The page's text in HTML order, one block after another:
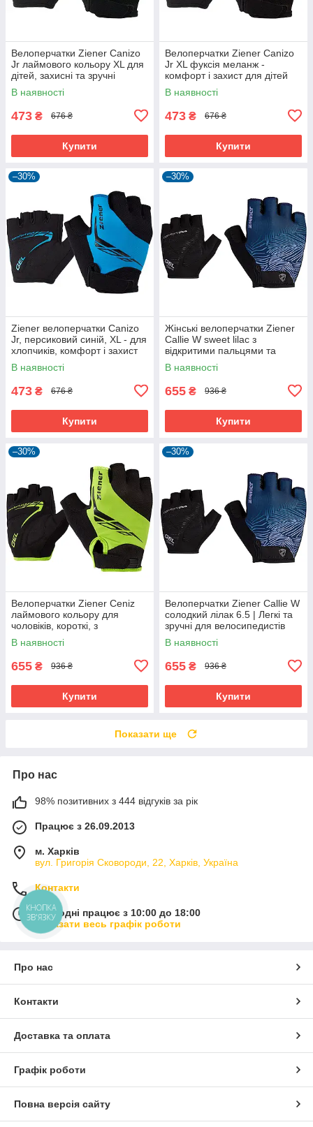
Велоперчатки Ziener Canizo
Jr лаймового кольору XL для
дітей, захисні та зручні
В наявності
473 ₴ 676 ₴
Купити
Велоперчатки Ziener Canizo
Jr XL фуксія меланж -
комфорт і захист для дітей
В наявності
473 ₴ 676 ₴
Купити
–30%
Ziener велоперчатки Canizo
Jr, персиковий синій, XL - для
хлопчиків, комфорт і захист
В наявності
473 ₴ 676 ₴
Купити
–30%
Жінські велоперчатки Ziener
Callie W sweet lilac з
відкритими пальцями та
дихаючою шкірою Amara
В наявності
655 ₴ 936 ₴
Купити
–30%
Велоперчатки Ziener Ceniz
лаймового кольору для
чоловіків, короткі, з
амортизуючими вставками та
гелевими подушечками
В наявності
655 ₴ 936 ₴
Купити
–30%
Велоперчатки Ziener Callie W
солодкий лілак 6.5 | Легкі та
зручні для велосипедистів
В наявності
655 ₴ 936 ₴
Купити
Показати ще
Про нас
98% позитивних з 444 відгуків за рік
Працює з 26.09.2013
м. Харків
вул. Григорія Сковороди, 22, Харків, Україна
Контакти
Сьогодні працює з 10:00 до 18:00
Показати весь графік роботи
Про нас
Контакти
Доставка та оплата
Графік роботи
Повна версія сайту
КНОПКА
ЗВ'ЯЗКУ